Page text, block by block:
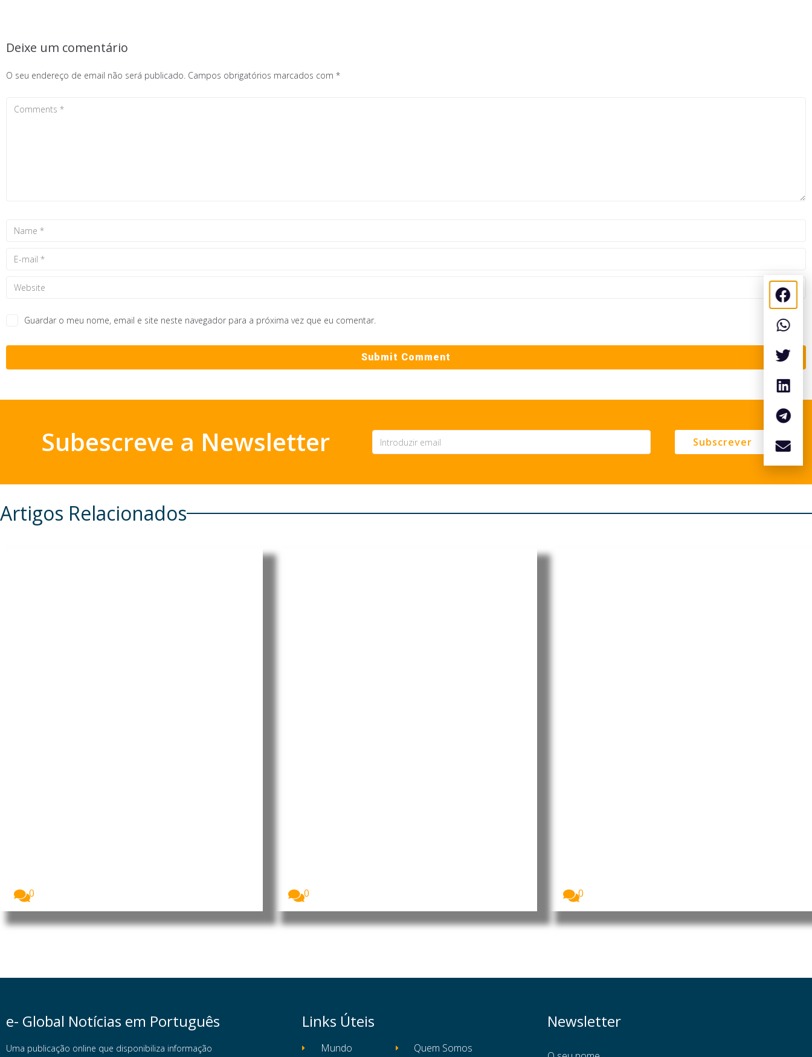
Deixe um comentário
O seu endereço de email não será publicado. Campos obrigatórios marcados com *
Guardar o meu nome, email e site neste navegador para a próxima vez que eu comentar.
Subescreve a Newsletter Subscrever
Artigos Relacionados
0
0
0
e- Global Notícias em Português
Uma publicação online que disponibiliza informação
Links Úteis
Mundo Quem Somos
Newsletter